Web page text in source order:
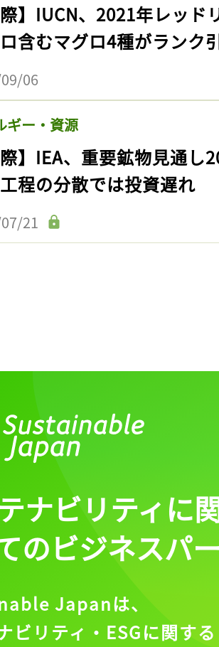
際】IUCN、2021年レッ
含むマグロ4種がランク
06
ギー・資源
際】IEA、重要鉱物見通
程の分散では投資遅れ
21
ナビリティに
のビジネスパ
Japanは、
ビリティ・ESGに関する